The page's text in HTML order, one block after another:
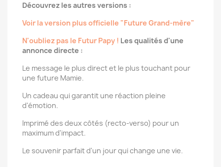
Découvrez les autres versions :
Voir la version plus officielle "Future Grand-mère"
N'oubliez pas le Futur Papy ! Les qualités d'une
annonce directe :
Le message le plus direct et le plus touchant pour
une future Mamie.
Un cadeau qui garantit une réaction pleine
d'émotion.
Imprimé des deux côtés (recto-verso) pour un
maximum d'impact.
Le souvenir parfait d'un jour qui change une vie.